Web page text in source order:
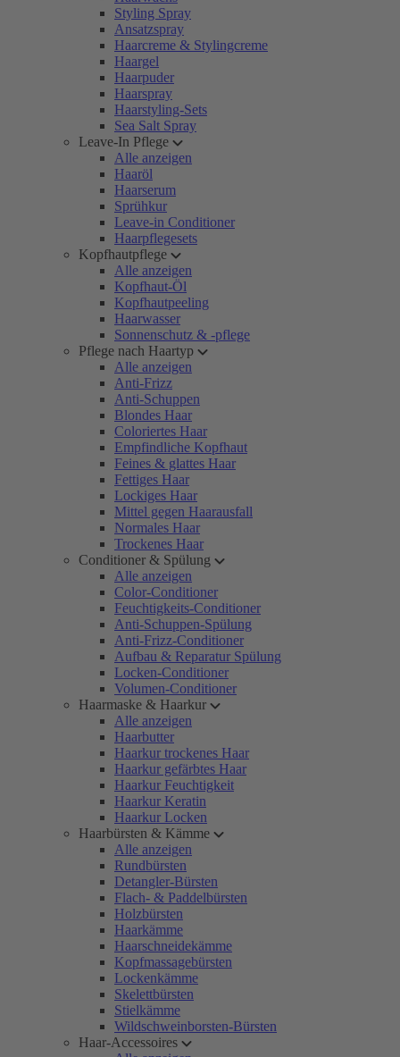
Styling Spray
Ansatzspray
Haarcreme & Stylingcreme
Haargel
Haarpuder
Haarspray
Haarstyling-Sets
Sea Salt Spray
Leave-In Pflege
Alle anzeigen
Haaröl
Haarserum
Sprühkur
Leave-in Conditioner
Haarpflegesets
Kopfhautpflege
Alle anzeigen
Kopfhaut-Öl
Kopfhautpeeling
Haarwasser
Sonnenschutz & -pflege
Pflege nach Haartyp
Alle anzeigen
Anti-Frizz
Anti-Schuppen
Blondes Haar
Coloriertes Haar
Empfindliche Kopfhaut
Feines & glattes Haar
Fettiges Haar
Lockiges Haar
Mittel gegen Haarausfall
Normales Haar
Trockenes Haar
Conditioner & Spülung
Alle anzeigen
Color-Conditioner
Feuchtigkeits-Conditioner
Anti-Schuppen-Spülung
Anti-Frizz-Conditioner
Aufbau & Reparatur Spülung
Locken-Conditioner
Volumen-Conditioner
Haarmaske & Haarkur
Alle anzeigen
Haarbutter
Haarkur trockenes Haar
Haarkur gefärbtes Haar
Haarkur Feuchtigkeit
Haarkur Keratin
Haarkur Locken
Haarbürsten & Kämme
Alle anzeigen
Rundbürsten
Detangler-Bürsten
Flach- & Paddelbürsten
Holzbürsten
Haarkämme
Haarschneidekämme
Kopfmassagebürsten
Lockenkämme
Skelettbürsten
Stielkämme
Wildschweinborsten-Bürsten
Haar-Accessoires